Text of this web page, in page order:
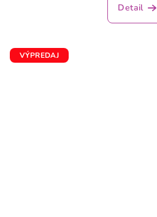
Detail
VÝPREDAJ